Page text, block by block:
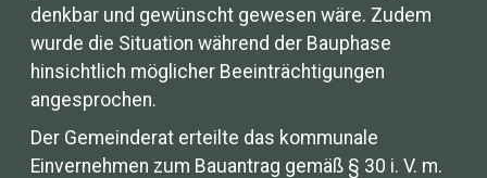
denkbar und gewünscht gewesen wäre. Zudem
wurde die Situation während der Bauphase
hinsichtlich möglicher Beeinträchtigungen
angesprochen.
Der Gemeinderat erteilte das kommunale
Einvernehmen zum Bauantrag gemäß § 30 i. V. m.